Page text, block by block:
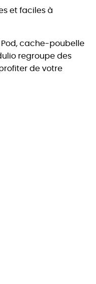
et faciles à
Pod, cache-poubelle
regroupe des
de votre